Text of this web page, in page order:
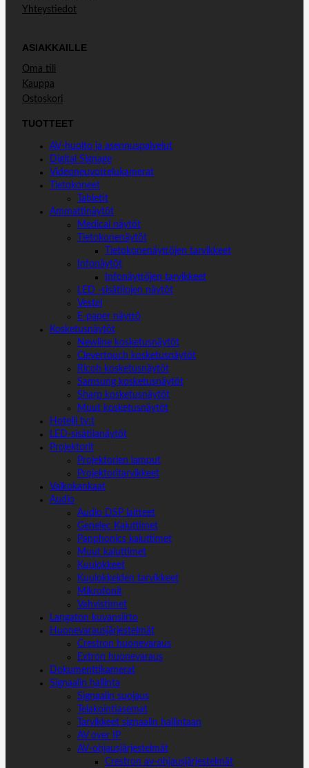
Yhteystiedot
ASIAKKAILLE
Oma tili
Kauppa
Ostoskori
TUOTTEET
AV-huolto ja asennuspalvelut
Digital Signage
Videoneuvottelukamerat
Tietokoneet
Tabletit
Ammattinäytöt
Medical näytöt
Tietokonenäytöt
Tietokonenäyttöjen tarvikkeet
Infonäytöt
Infonäyttöjen tarvikkeet
LED -sisätilojen näytöt
Vestel
E-paper näyttö
Kosketusnäytöt
Newline kosketusnäytöt
Clevertouch kosketusnäytöt
Ricoh kosketusnäytöt
Samsung kosketusnäytöt
Sharp kosketusnäytöt
Muut kosketusnäytöt
Hotelli tv:t
LED-sisätilanäytöt
Projektorit
Projektorien lamput
Projektoritarvikkeet
Valkokankaat
Audio
Audio DSP laitteet
Genelec Kaiuttimet
Panphonics kaiuttimet
Muut kaiuttimet
Kuulokkeet
Kuulokkeiden tarvikkeet
Mikrofonit
Vahvistimet
Langaton kuvansiirto
Huonevarausjärjestelmät
Crestron huonevaraus
Extron huonevaraus
Dokumenttikamerat
Signaalin hallinta
Signaalin suojaus
Telakointiasemat
Tarvikkeet signaalin hallintaan
AV over IP
AV-ohjausjärjestelmät
Crestron av-ohjausjärjestelmät